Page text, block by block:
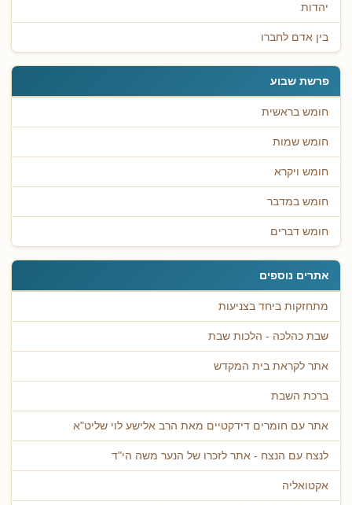
יהדות
בין אדם לחברו
פרשת שבוע
חומש בראשית
חומש שמות
חומש ויקרא
חומש במדבר
חומש דברים
אתרים נוספים
מתחזקות ביחד בצניעות
שבת כהלכה - הלכות שבת
אתר לקראת בית המקדש
ברכת השבת
אתר עם חומרים דידקטיים מאת הרב אלישע לוי שליט"א
לנצח עם הנצח - אתר לזכרו של הנער משה הי"ד
אקטואליה